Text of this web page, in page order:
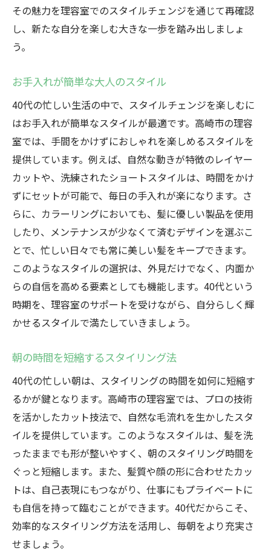
その魅力を理容室でのスタイルチェンジを通じて再確認
し、新たな自分を楽しむ大きな一歩を踏み出しましょ
う。
お手入れが簡単な大人のスタイル
40代の忙しい生活の中で、スタイルチェンジを楽しむに
はお手入れが簡単なスタイルが最適です。高崎市の理容
室では、手間をかけずにおしゃれを楽しめるスタイルを
提供しています。例えば、自然な動きが特徴のレイヤー
カットや、洗練されたショートスタイルは、時間をかけ
ずにセットが可能で、毎日の手入れが楽になります。さ
らに、カラーリングにおいても、髪に優しい製品を使用
したり、メンテナンスが少なくて済むデザインを選ぶこ
とで、忙しい日々でも常に美しい髪をキープできます。
このようなスタイルの選択は、外見だけでなく、内面か
らの自信を高める要素としても機能します。40代という
時期を、理容室のサポートを受けながら、自分らしく輝
かせるスタイルで満たしていきましょう。
朝の時間を短縮するスタイリング法
40代の忙しい朝は、スタイリングの時間を如何に短縮す
るかが鍵となります。高崎市の理容室では、プロの技術
を活かしたカット技法で、自然な毛流れを生かしたスタ
イルを提供しています。このようなスタイルは、髪を洗
ったままでも形が整いやすく、朝のスタイリング時間を
ぐっと短縮します。また、髪質や顔の形に合わせたカッ
トは、自己表現にもつながり、仕事にもプライベートに
も自信を持って臨むことができます。40代だからこそ、
効率的なスタイリング方法を活用し、毎朝をより充実さ
せましょう。